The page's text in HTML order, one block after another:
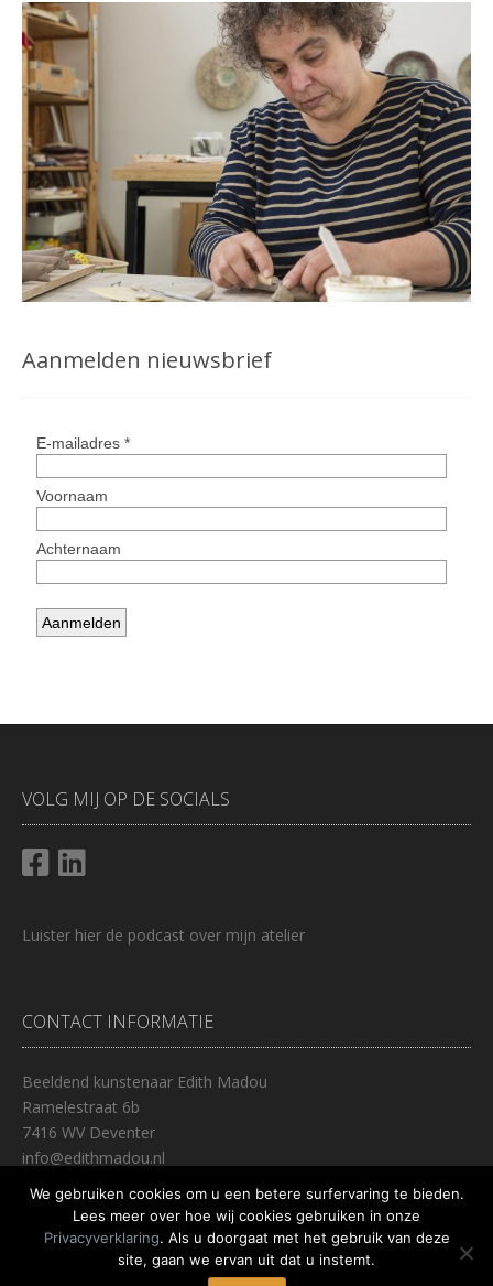
Aanmelden nieuwsbrief
VOLG MIJ OP DE SOCIALS
Luister hier de podcast over mijn atelier
CONTACT INFORMATIE
Beeldend kunstenaar Edith Madou
Ramelestraat 6b
7416 WV Deventer
info@edithmadou.nl
We gebruiken cookies om u een betere surfervaring te bieden.
Lees meer over hoe wij cookies gebruiken in onze
Privacyverklaring. Als u doorgaat met het gebruik van deze
site, gaan we ervan uit dat u instemt.